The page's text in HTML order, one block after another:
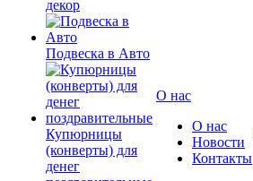
декор
Подвеска в Авто
Купюрницы
(конверты) для
денег
О нас
О нас
Новости
Контакты